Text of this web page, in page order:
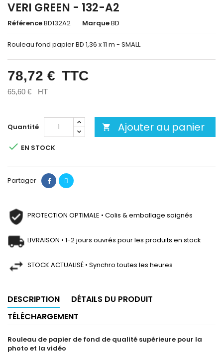
VERI GREEN - 132-A2
RéférenceBD132A2 MarqueBD
Rouleau fond papier BD 1,36 x 11 m - SMALL
78,72 € TTC
65,60 € HT
Quantité  Ajouter au panier
 EN STOCK
Partager
PROTECTION OPTIMALE • Colis & emballage soignés
LIVRAISON • 1-2 jours ouvrés pour les produits en stock
STOCK ACTUALISÉ • Synchro toutes les heures
DESCRIPTION
DÉTAILS DU PRODUIT
TÉLÉCHARGEMENT
Rouleau de papier de fond de qualité supérieure pour la
photo et la vidéo